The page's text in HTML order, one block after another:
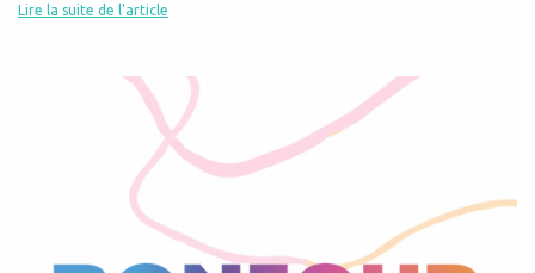
Lire la suite de l'article